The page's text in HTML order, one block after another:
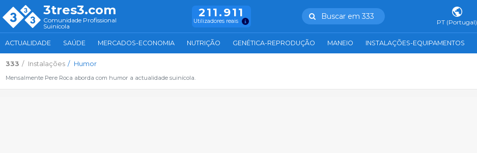
3tres3.com
Comunidade Profissional
Suinícola
211.911
Utilizadores reais
Buscar em 333
PT (Portugal)
ACTUALIDADE SAÚDE MERCADOS-ECONOMIA NUTRIÇÃO GENÉTICA-REPRODUÇÃO MANEIO INSTALAÇÕES-EQUIPAMENTOS
333 Instalações Humor
Mensalmente Pere Roca aborda com humor a actualidade suinícola.